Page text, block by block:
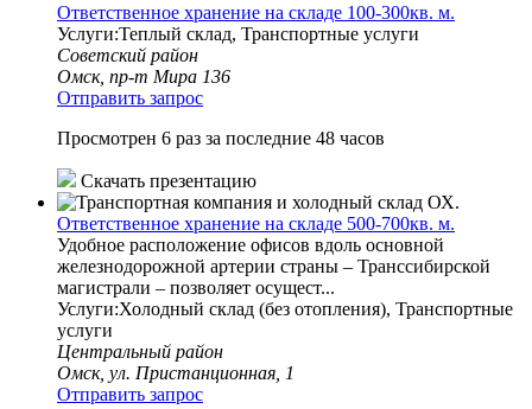
Ответственное хранение на складе 100-300кв. м.
Услуги:Теплый склад, Транспортные услуги
Советский район
Омск, пр-т Мира 136
Отправить запрос
Просмотрен 6 раз за последние 48 часов
Скачать презентацию
Ответственное хранение на складе 500-700кв. м.
Удобное расположение офисов вдоль основной
железнодорожной артерии страны – Транссибирской
магистрали – позволяет осущест...
Услуги:Холодный склад (без отопления), Транспортные
услуги
Центральный район
Омск, ул. Пристанционная, 1
Отправить запрос